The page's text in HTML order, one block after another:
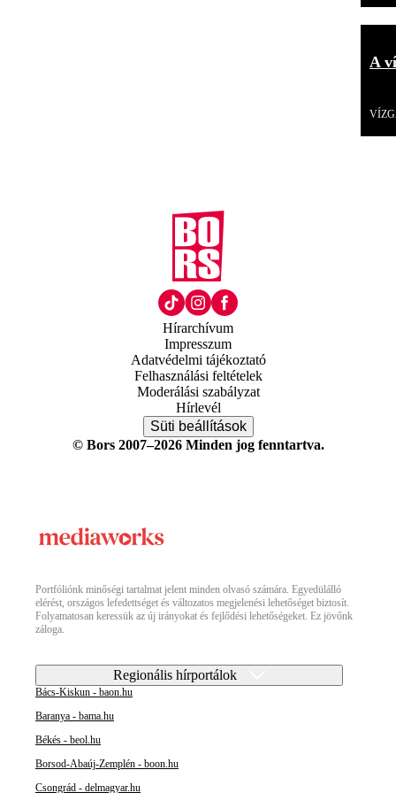
A
Hírarchívum
Impresszum
Adatvédelmi tájékoztató
Felhasználási feltételek
Moderálási szabályzat
Hírlevél
Süti beállítások
© Bors 2007–2026 Minden jog fenntartva.
Portfóliónk minőségi tartalmat jelent minden olvasó számára. Egyedülálló
elérést, országos lefedettséget és változatos megjelenési lehetőséget biztosít.
Folyamatosan keressük az új irányokat és fejlődési lehetőségeket. Ez jövőnk
záloga.
Regionális hírportálok
Bács-Kiskun - baon.hu
Baranya - bama.hu
Békés - beol.hu
Borsod-Abaúj-Zemplén - boon.hu
Csongrád - delmagyar.hu